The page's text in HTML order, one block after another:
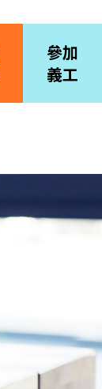
參加
義工